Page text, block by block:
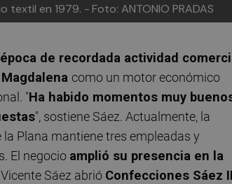
textil en 1979. -Foto: ANTONIO PRADAS
de recordada actividad
como un motor económico
"Ha habido momentos muy
", sostiene Sáez. Actualmente, la
Plana mantiene tres empleadas y
El negocio amplió su presencia en la
Sáez abrió Confecciones Sáez II